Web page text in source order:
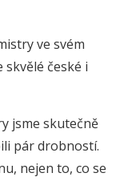
ve svém
české i
jsme skutečně
pár drobností.
nejen to, co se